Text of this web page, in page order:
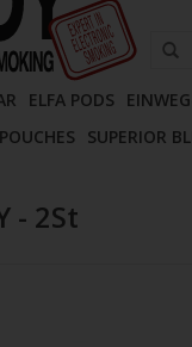
die
Pfeile
ELFA PODS
POUCHES SUPERIOR
- 2St